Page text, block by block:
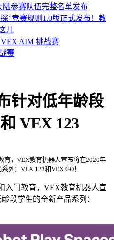
陆参赛队伍完整名单发布
”竞赛规则1.0版正式发布！教
儿
AIM 挑战赛
赛
针对低年龄段
VEX 123
育，VEX教育机器人宣布将在2020年
列：VEX 123和VEX GO！
入门教育，VEX教育机器人宣
段学生的全新产品系列：